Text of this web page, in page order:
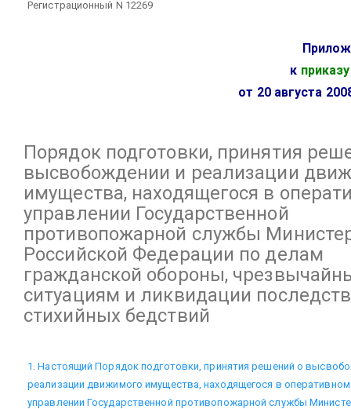
Регистрационный N 12269
к приказу
от 20 августа
Порядокподготовки, принятия
высвобождении и реализации
имущества, находящегося в
управлении Государственной
противопожарной службы
Российской Федерации по делам
гражданской обороны,
ситуациям и ликвидации
стихийных бедствий
1. Настоящий Порядок подготовки, принятия решений о
реализации движимого имущества, находящегося в оперативном
управлении Государственной противопожарной службы